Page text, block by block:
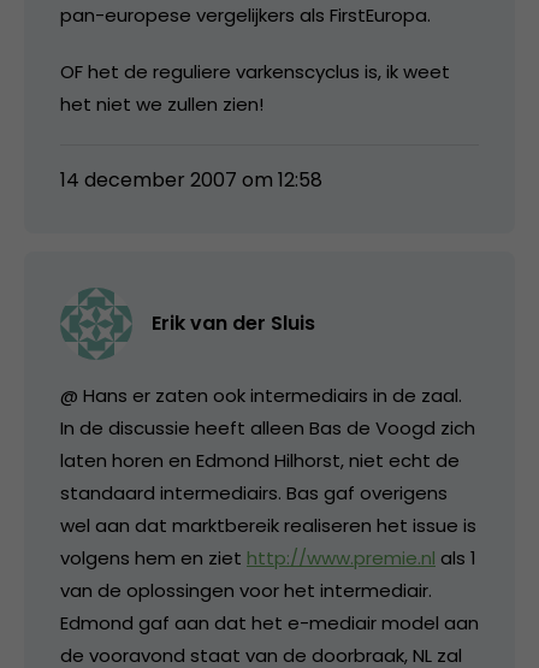
pan-europese vergelijkers als FirstEuropa.
OF het de reguliere varkenscyclus is, ik weet
het niet we zullen zien!
14 december 2007 om 12:58
Erik van der Sluis
@ Hans er zaten ook intermediairs in de zaal.
In de discussie heeft alleen Bas de Voogd zich
laten horen en Edmond Hilhorst, niet echt de
standaard intermediairs. Bas gaf overigens
wel aan dat marktbereik realiseren het issue is
volgens hem en ziet http://www.premie.nl als 1
van de oplossingen voor het intermediair.
Edmond gaf aan dat het e-mediair model aan
de vooravond staat van de doorbraak, NL zal